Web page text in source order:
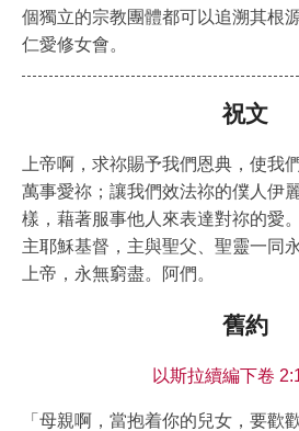
個獨立的宗教團體都可以追溯其根
仁愛修女會。
祝文
上帝啊，求祢賜予我們恩典，使我
萬事愛祢；讓我們效法祢的僕人伊
樣，藉著服事他人來表達對祢的愛
主耶穌基督，主與聖父、聖靈一同
上帝，永無窮盡。阿們。
舊約
以斯拉續編下卷
「母親啊，當抱着你的兒女，要歡